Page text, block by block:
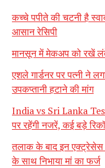
कच्चे पपीते की चटनी है
आसान रेसिपी
मानसून में मेकअप को रखें
एशले गार्डनर पर पत्नी ने
उपकप्तानी हटाने की मांग
India vs Sri Lanka
पर रहेंगी नजरें, कई बड़े
तलाक के बाद इन एक्ट्रेसेस
के साथ निभाया मां का फर्ज